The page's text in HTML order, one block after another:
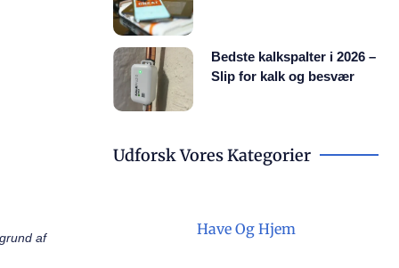
af
Bedste kalkspalter i 2026 –
Slip for kalk og besvær
Udforsk Vores Kategorier
Have Og Hjem